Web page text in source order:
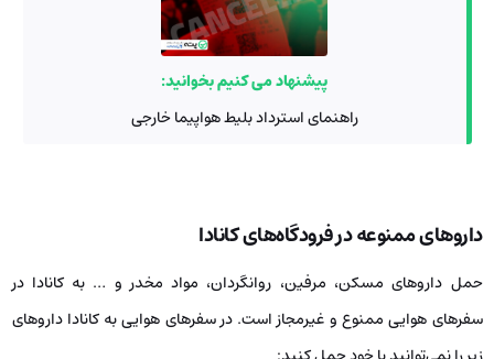
پیشنهاد می کنیم بخوانید:
راهنمای استرداد بلیط هواپیما خارجی
داروهای ممنوعه در فرودگاه‌های کانادا
حمل داروهای مسکن، مرفین، روانگردان، مواد مخدر و … به کانادا در
سفرهای هوایی ممنوع و غیرمجاز است. در سفرهای هوایی به کانادا داروهای